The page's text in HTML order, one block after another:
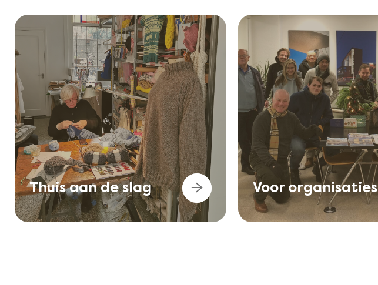
Thuis aan de slag Voor organisaties